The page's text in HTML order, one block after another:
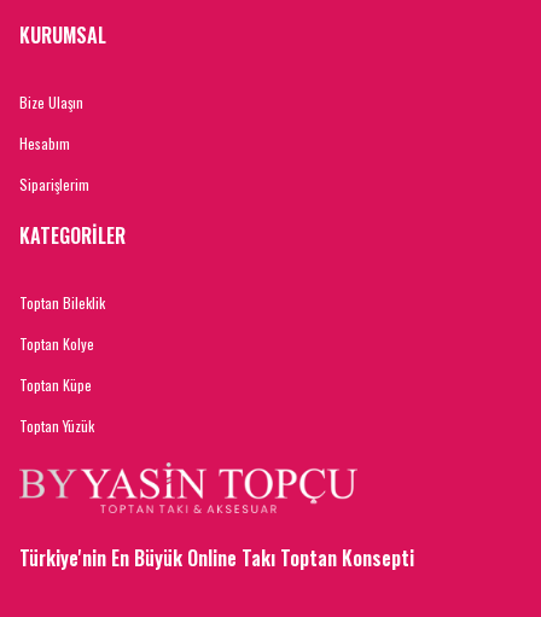
KURUMSAL
Bize Ulaşın
Hesabım
Siparişlerim
KATEGORİLER
Toptan Bileklik
Toptan Kolye
Toptan Küpe
Toptan Yüzük
Türkiye'nin En Büyük Online Takı Toptan Konsepti